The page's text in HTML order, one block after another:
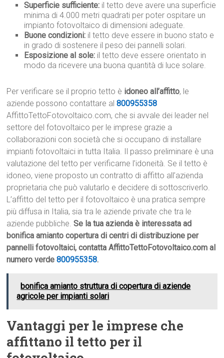
Superficie sufficiente: il tetto deve avere una superficie
minima di 4.000 metri quadrati per poter ospitare un
impianto fotovoltaico di dimensioni adeguate.
Buone condizioni: il tetto deve essere in buono stato e
in grado di sostenere il peso dei pannelli solari.
Esposizione al sole: il tetto deve essere orientato in
modo da ricevere una buona quantità di luce solare.
Per verificare se il proprio tetto è idoneo all’affitto, le
aziende possono contattare al800955358
AffittoTettoFotovoltaico.com, che si avvale dei leader nel
settore del fotovoltaico per le imprese grazie a
collaborazioni con società che si occupano di installare
impianti fotovoltaici in tutta Italia. Il passo preliminare è una
valutazione del tetto per verificarne l’idoneità. Se il tetto è
idoneo, viene proposto un contratto di affitto all’azienda
proprietaria che può valutarlo e decidere di sottoscriverlo.
L’affitto del tetto per il fotovoltaico è una pratica sempre
più diffusa in Italia, sia tra le aziende private che tra le
aziende pubbliche.Se la tua azienda è interessata ad
bonifica amianto copertura di centri di distribuzione per
pannelli fotovoltaici, contatta AffittoTettoFotovoltaico.com al
numero verde800955358.
bonifica amianto struttura di copertura di aziende
agricole per impianti solari
Vantaggi per le imprese che
affittano il tetto per il